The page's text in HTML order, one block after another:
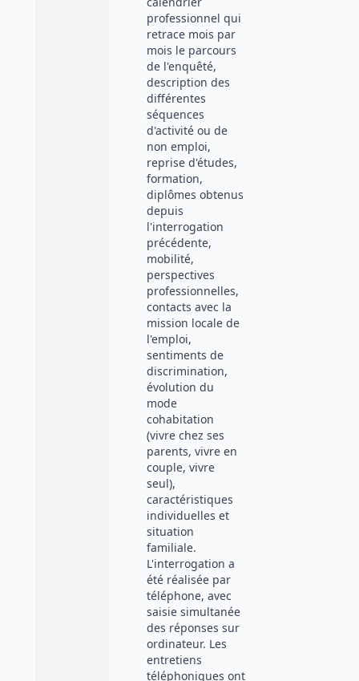
professionnel qui
retrace mois par
mois le parcours
de l'enquêté,
description des
différentes
séquences
d'activité ou de
non emploi,
reprise d'études,
formation,
diplômes obtenus
depuis
l'interrogation
précédente,
mobilité,
perspectives
professionnelles,
contacts avec la
mission locale de
l'emploi,
sentiments de
discrimination,
évolution du
mode
cohabitation
(vivre chez ses
parents, vivre en
couple, vivre
seul),
caractéristiques
individuelles et
situation
familiale.
L'interrogation a
été réalisée par
téléphone, avec
saisie simultanée
des réponses sur
ordinateur. Les
entretiens
téléphoniques ont